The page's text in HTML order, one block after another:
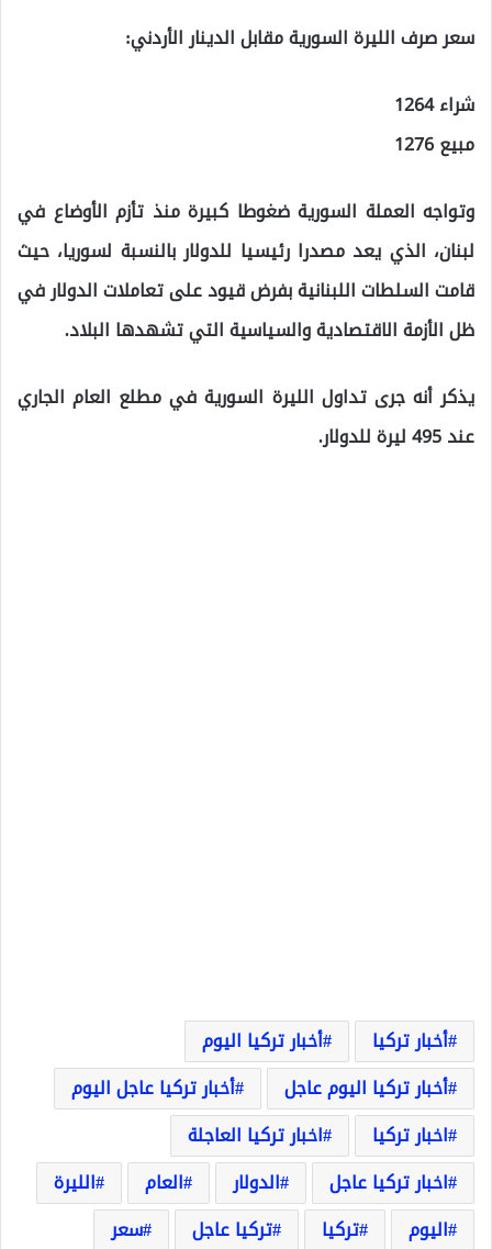
سعر صرف الليرة السورية مقابل الدينار الأردني:
شراء 1264
مبيع 1276
وتواجه العملة السورية ضغوطا كبيرة منذ تأزم الأوضاع في
لبنان، الذي يعد مصدرا رئيسيا للدولار بالنسبة لسوريا، حيث
قامت السلطات اللبنانية بفرض قيود على تعاملات الدولار في
ظل الأزمة الاقتصادية والسياسية التي تشهدها البلاد.
يذكر أنه جرى تداول الليرة السورية في مطلع العام الجاري
عند 495 ليرة للدولار.
أخبار تركيا
أخبار تركيا اليوم
أخبار تركيا اليوم عاجل
أخبار تركيا عاجل اليوم
اخبار تركيا
اخبار تركيا العاجلة
اخبار تركيا عاجل
الدولار العام
الليرة
اليوم
تركيا تركيا عاجل
سعر